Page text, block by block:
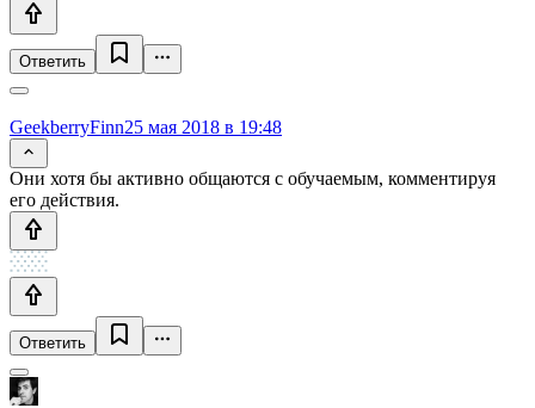
Ответить
GeekberryFinn25 мая 2018 в 19:48
Они хотя бы активно общаются с обучаемым, комментируя
его действия.
Ответить